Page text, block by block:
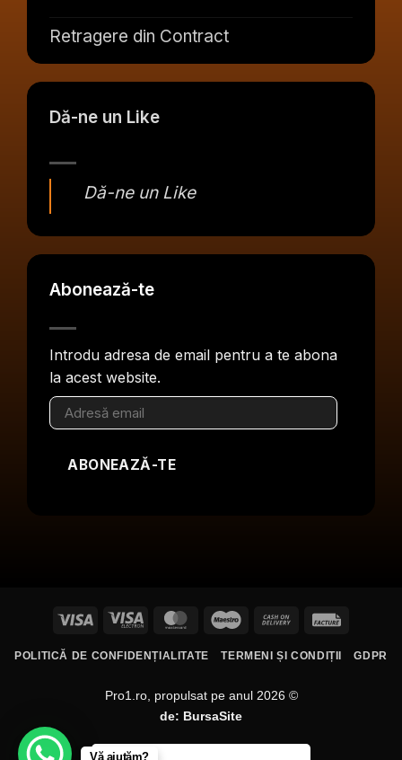
Retragere din Contract
Dă-ne un Like
Dă-ne un Like
Abonează-te
Introdu adresa de email pentru a te abona
la acest website.
Adresă
email
ABONEAZĂ-TE
Visa
Visa
MasterCardMaestro
Cash
Delivery
POLITICĂ DE CONFIDENȚIALITATE TERMENI ȘI CONDIȚII GDPR
Pro1.ro, propulsat pe anul 2026 ©
de: BursaSite
Vă ajutăm?